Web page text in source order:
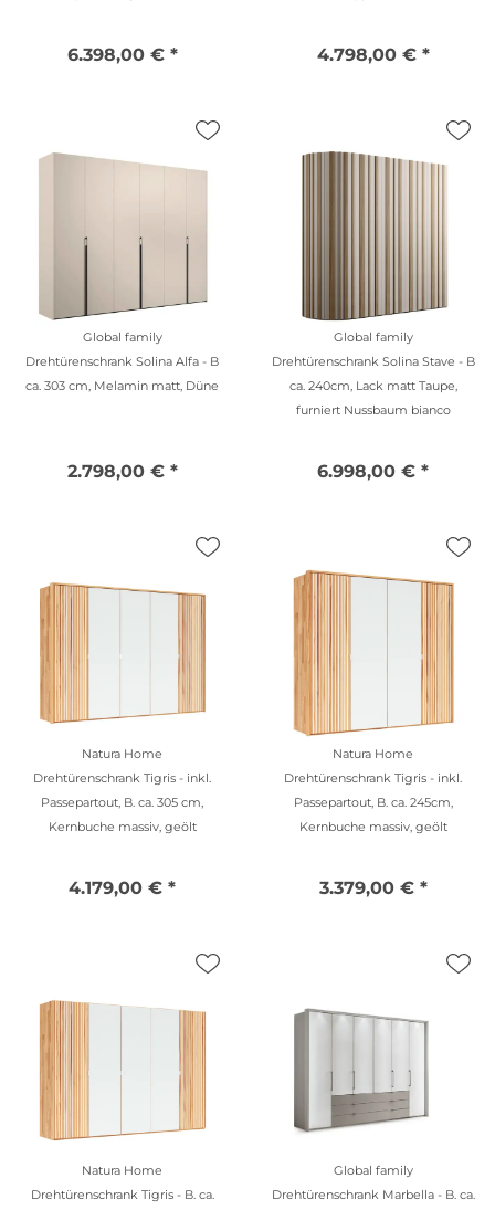
6.398,00 € * 4.798,00 € *
Global family
Drehtürenschrank Solina Alfa - B
ca. 303 cm, Melamin matt, Düne
2.798,00 € *
Global family
Drehtürenschrank Solina Stave - B
ca. 240cm, Lack matt Taupe,
furniert Nussbaum bianco
6.998,00 € *
Natura Home
Drehtürenschrank Tigris - inkl.
Passepartout, B. ca. 305 cm,
Kernbuche massiv, geölt
4.179,00 € *
Natura Home
Drehtürenschrank Tigris - inkl.
Passepartout, B. ca. 245cm,
Kernbuche massiv, geölt
3.379,00 € *
Natura Home
Drehtürenschrank Tigris - B. ca.
Global family
Drehtürenschrank Marbella - B. ca.